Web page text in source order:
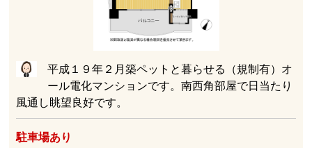
平成１９年２月築ペットと暮らせる（規制有）オ
ール電化マンションです。南西角部屋で日当たり
風通し眺望良好です。
駐車場あり